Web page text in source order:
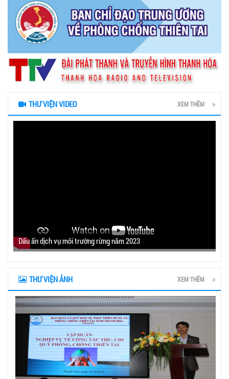
THƯ VIỆN VIDEO XEM THÊM
Dấu ấn dịch vụ môi trường rừng năm 2023
THƯ VIỆN ẢNH XEM THÊM